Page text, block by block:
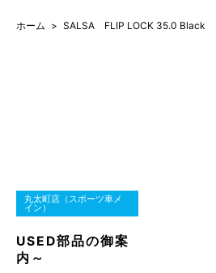
ホーム SALSA FLIP LOCK 35.0 Black
丸太町店（スポーツ車メ
イン）
USED部品の御案
内～